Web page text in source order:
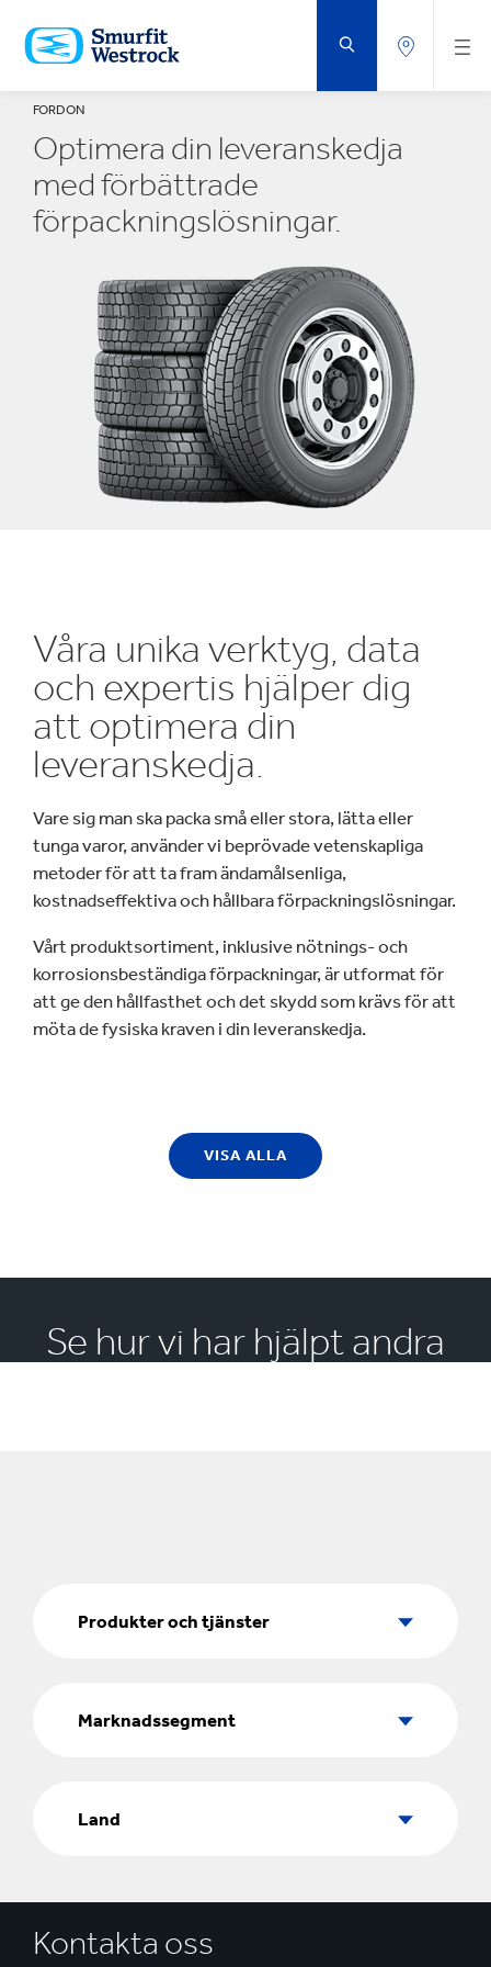
TILL
HUVUDINNEHÅLLET
FORDON
Optimera din leveranskedja
med förbättrade
förpackningslösningar.
Våra unika verktyg, data
och expertis hjälper dig
att optimera din
leveranskedja.
Vare sig man ska packa små eller stora, lätta eller
tunga varor, använder vi beprövade vetenskapliga
metoder för att ta fram ändamålsenliga,
kostnadseffektiva och hållbara förpackningslösningar.
Vårt produktsortiment, inklusive nötnings- och
korrosionsbeständiga förpackningar, är utformat för
att ge den hållfasthet och det skydd som krävs för att
möta de fysiska kraven i din leveranskedja.
VISA ALLA
Se hur vi har hjälpt andra
Produkter och tjänster
Marknadssegment
Land
Kontakta oss